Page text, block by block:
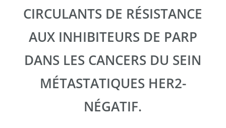
CIRCULANTS DE RÉSISTANCE
AUX INHIBITEURS DE PARP
DANS LES CANCERS DU SEIN
MÉTASTATIQUES HER2-
NÉGATIF.